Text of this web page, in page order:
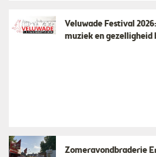
Veluwade Festival
muziek en gezelligheid
Zomeravondbraderie